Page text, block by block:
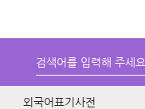
검색어를 입력해 주세요
외국어표기사전